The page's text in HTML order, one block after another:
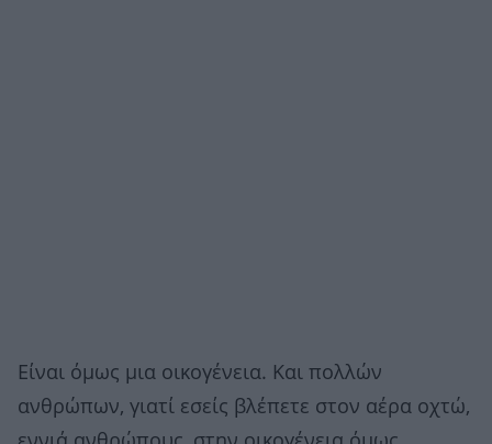
Είναι όμως μια οικογένεια. Και πολλών
ανθρώπων, γιατί εσείς βλέπετε στον αέρα οχτώ,